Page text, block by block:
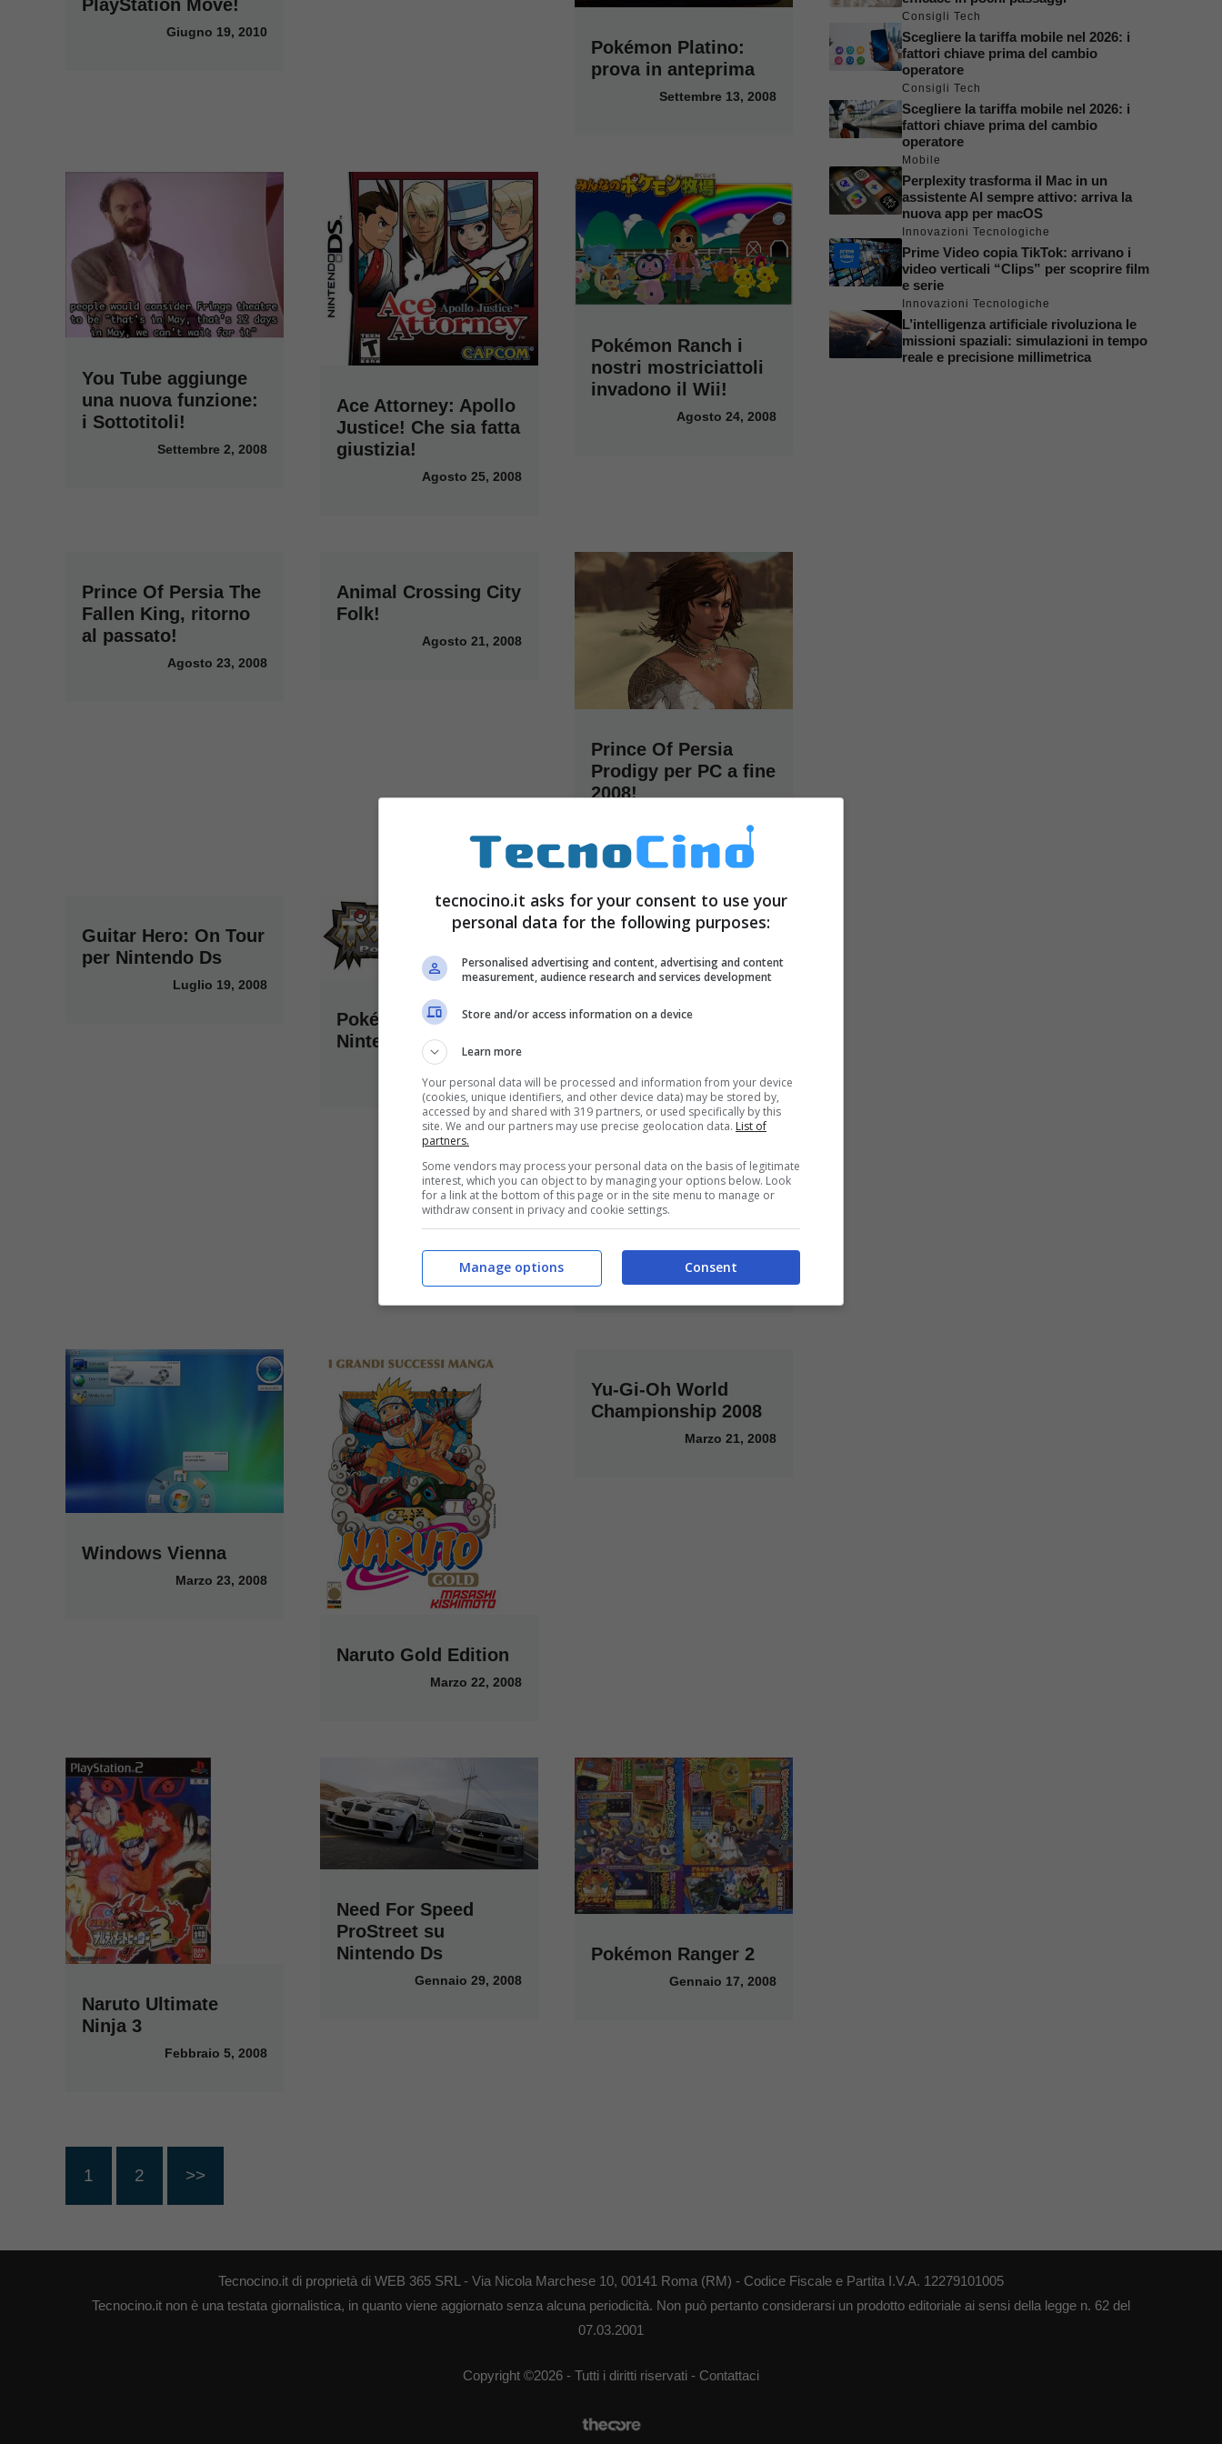
PlayStation Move!
Giugno 19, 2010
Pokémon Platino:
prova in anteprima
Settembre 13, 2008
You Tube aggiunge
una nuova funzione:
i Sottotitoli!
Settembre 2, 2008
Ace Attorney: Apollo
Justice! Che sia fatta
giustizia!
Agosto 25, 2008
Pokémon Ranch i
nostri mostriciattoli
invadono il Wii!
Agosto 24, 2008
Prince Of Persia The
Fallen King, ritorno
al passato!
Agosto 23, 2008
Animal Crossing City
Folk!
Agosto 21, 2008
Prince Of Persia
Prodigy per PC a fine
2008!
Guitar Hero: On Tour
per Nintendo Ds
Luglio 19, 2008
Pokémon Platino,
Nintendo conferma!
Maggio 24, 2008
Assassin’s Creed per
Nintendo DS
Aprile 11, 2008
Windows Vienna
Marzo 23, 2008
Naruto Gold Edition
Marzo 22, 2008
Yu-Gi-Oh World
Championship 2008
Marzo 21, 2008
Naruto Ultimate
Ninja 3
Febbraio 5, 2008
Need For Speed
ProStreet su
Nintendo Ds
Gennaio 29, 2008
Pokémon Ranger 2
Gennaio 17, 2008
1 2 >>
Consigli Tech
Scegliere la tariffa mobile nel 2026: i
fattori chiave prima del cambio
operatore
Consigli Tech
Scegliere la tariffa mobile nel 2026: i
fattori chiave prima del cambio
operatore
Mobile
Perplexity trasforma il Mac in un
assistente AI sempre attivo: arriva la
nuova app per macOS
Innovazioni Tecnologiche
Prime Video copia TikTok: arrivano i
video verticali “Clips” per scoprire film
e serie
Innovazioni Tecnologiche
L’intelligenza artificiale rivoluziona le
missioni spaziali: simulazioni in tempo
reale e precisione millimetrica
Tecnocino.it di proprietà di WEB 365 SRL - Via Nicola Marchese 10, 00141 Roma (RM) - Codice Fiscale e Partita I.V.A. 12279101005
Tecnocino.it non è una testata giornalistica, in quanto viene aggiornato senza alcuna periodicità. Non può pertanto considerarsi un prodotto editoriale ai sensi della legge n. 62 del
07.03.2001
Copyright ©2026 - Tutti i diritti riservati - Contattaci
tecnocino.it asks for your consent to use your
personal data for the following purposes:
Personalised advertising and content, advertising and content
measurement, audience research and services development
Store and/or access information on a device
Learn more
Your personal data will be processed and information from your device
(cookies, unique identifiers, and other device data) may be stored by,
accessed by and shared with 319 partners, or used specifically by this
site. We and our partners may use precise geolocation data. List of
partners.
Some vendors may process your personal data on the basis of legitimate
interest, which you can object to by managing your options below. Look
for a link at the bottom of this page or in the site menu to manage or
withdraw consent in privacy and cookie settings.
Consent
Manage options